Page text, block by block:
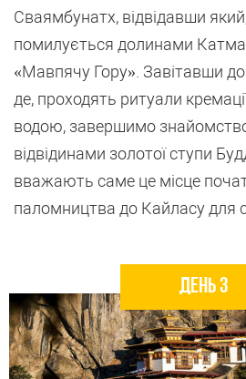
Сваямбунатх, відвідавши
помилується долинами
«Мавпячу Гору». Завітавши
де, проходять ритуали
водою, завершимо
відвідинами золотої ступи
вважають саме це місце
паломництва до Кайласу для
День 3